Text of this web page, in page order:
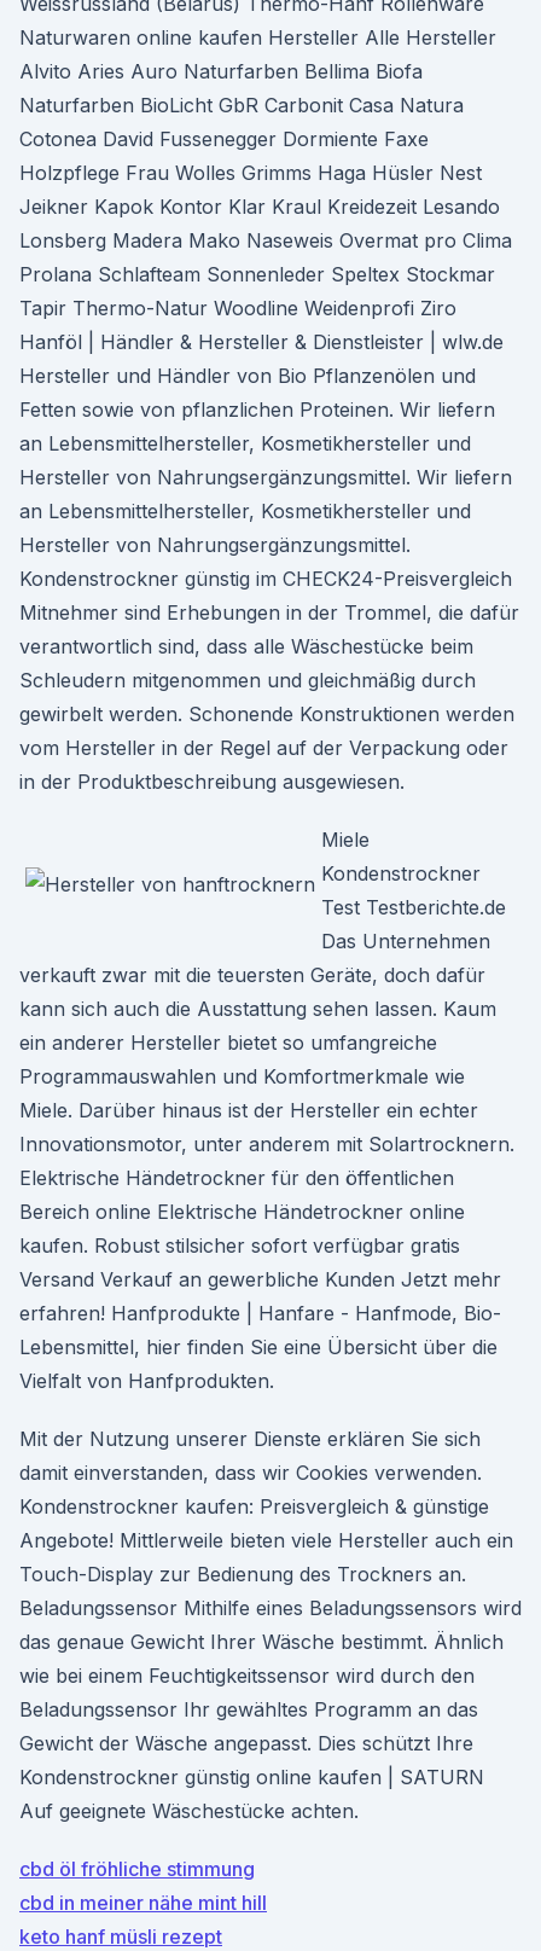
Naturwaren online kaufen Hersteller Alle Hersteller
Alvito Aries Auro Naturfarben Bellima Biofa
Naturfarben BioLicht GbR Carbonit Casa Natura
Cotonea David Fussenegger Dormiente Faxe
Holzpflege Frau Wolles Grimms Haga Hüsler Nest
Jeikner Kapok Kontor Klar Kraul Kreidezeit Lesando
Lonsberg Madera Mako Naseweis Overmat pro Clima
Prolana Schlafteam Sonnenleder Speltex Stockmar
Tapir Thermo-Natur Woodline Weidenprofi Ziro
Hanföl | Händler & Hersteller & Dienstleister | wlw.de
Hersteller und Händler von Bio Pflanzenölen und
Fetten sowie von pflanzlichen Proteinen. Wir liefern
an Lebensmittelhersteller, Kosmetikhersteller und
Hersteller von Nahrungsergänzungsmittel. Wir liefern
an Lebensmittelhersteller, Kosmetikhersteller und
Hersteller von Nahrungsergänzungsmittel.
Kondenstrockner günstig im CHECK24-Preisvergleich
Mitnehmer sind Erhebungen in der Trommel, die dafür
verantwortlich sind, dass alle Wäschestücke beim
Schleudern mitgenommen und gleichmäßig durch
gewirbelt werden. Schonende Konstruktionen werden
vom Hersteller in der Regel auf der Verpackung oder
in der Produktbeschreibung ausgewiesen.
Miele
Kondenstrockner
Test Testberichte.de
Das Unternehmen
verkauft zwar mit die teuersten Geräte, doch dafür
kann sich auch die Ausstattung sehen lassen. Kaum
ein anderer Hersteller bietet so umfangreiche
Programmauswahlen und Komfortmerkmale wie
Miele. Darüber hinaus ist der Hersteller ein echter
Innovationsmotor, unter anderem mit Solartrocknern.
Elektrische Händetrockner für den öffentlichen
Bereich online Elektrische Händetrockner online
kaufen. Robust stilsicher sofort verfügbar gratis
Versand Verkauf an gewerbliche Kunden Jetzt mehr
erfahren! Hanfprodukte | Hanfare - Hanfmode, Bio-
Lebensmittel, hier finden Sie eine Übersicht über die
Vielfalt von Hanfprodukten.
Mit der Nutzung unserer Dienste erklären Sie sich
damit einverstanden, dass wir Cookies verwenden.
Kondenstrockner kaufen: Preisvergleich & günstige
Angebote! Mittlerweile bieten viele Hersteller auch ein
Touch-Display zur Bedienung des Trockners an.
Beladungssensor Mithilfe eines Beladungssensors wird
das genaue Gewicht Ihrer Wäsche bestimmt. Ähnlich
wie bei einem Feuchtigkeitssensor wird durch den
Beladungssensor Ihr gewähltes Programm an das
Gewicht der Wäsche angepasst. Dies schützt Ihre
Kondenstrockner günstig online kaufen | SATURN
Auf geeignete Wäschestücke achten.
cbd öl fröhliche stimmung
cbd in meiner nähe mint hill
keto hanf müsli rezept